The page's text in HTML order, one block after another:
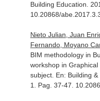
Building Education .
10.20868/
Nieto Julian, Juan
Fernando, Moyano
BIM methodology in
workshop in
subject. En: Building
1. Pag. 37-47.